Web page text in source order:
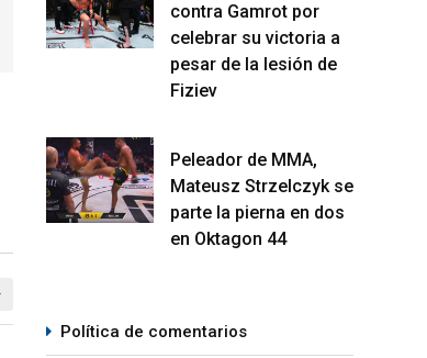
contra Gamrot por
celebrar su victoria a
pesar de la lesión de
Fiziev
Peleador de MMA,
Mateusz Strzelczyk se
parte la pierna en dos
en Oktagon 44
Política de comentarios